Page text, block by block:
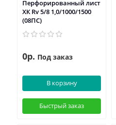
Перфорированный лист
ХК Rv 5/8 1,0/1000/1500
(08ПС)
0р. Под заказ
В корзину
Быстрый заказ